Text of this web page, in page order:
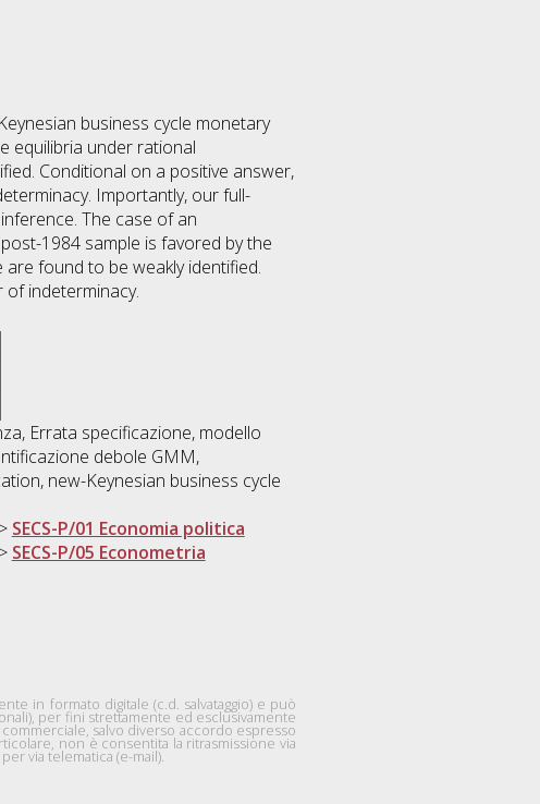
business cycle monetary
equilibria under rational
Conditional on a positive answer,
Importantly, our full-
The case of an
1984 sample is favored by the
found to be weakly identified.
indeterminacy.
Errata specificazione, modello
debole GMM,
new-Keynesian business cycle
> SECS-P/01 Economia politica
> SECS-P/05 Econometria
in formato digitale (c.d. salvataggio) e può
per fini strettamente ed esclusivamente
salvo diverso accordo espresso
non è consentita la ritrasmissione via
via telematica (e-mail).